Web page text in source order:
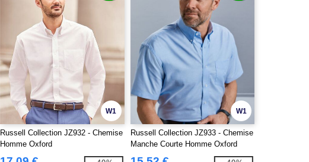
W1
Russell Collection JZ932 - Chemise
Homme Oxford
W1
Russell Collection JZ933 - Chemise
Manche Courte Homme Oxford
Coton